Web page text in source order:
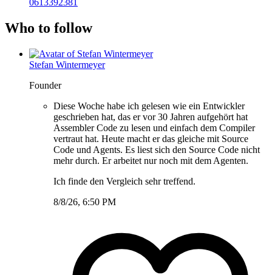
0613392381
Who to follow
Stefan Wintermeyer
Founder
Diese Woche habe ich gelesen wie ein Entwickler
geschrieben hat, das er vor 30 Jahren aufgehört hat
Assembler Code zu lesen und einfach dem Compiler
vertraut hat. Heute macht er das gleiche mit Source
Code und Agents. Es liest sich den Source Code nicht
mehr durch. Er arbeitet nur noch mit dem Agenten.
Ich finde den Vergleich sehr treffend.
8/8/26, 6:50 PM